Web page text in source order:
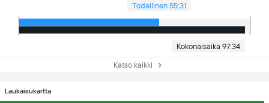
Todellinen 55:31
Kokonaisaika 97:34
Katso kaikki
Laukaisukartta